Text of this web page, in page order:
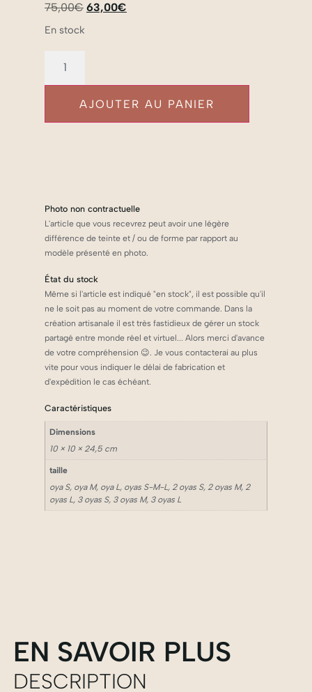
75,00€ 63,00€
En stock
AJOUTER AU PANIER
Photo non contractuelle
L'article que vous recevrez peut avoir une légère
différence de teinte et / ou de forme par rapport au
modèle présenté en photo.
État du stock
Même si l'article est indiqué "en stock", il est possible qu'il
ne le soit pas au moment de votre commande. Dans la
création artisanale il est très fastidieux de gérer un stock
partagé entre monde réel et virtuel... Alors merci d'avance
de votre compréhension 😉. Je vous contacterai au plus
vite pour vous indiquer le délai de fabrication et
d'expédition le cas échéant.
Caractéristiques
Dimensions
10 × 10 × 24,5 cm
taille
oya S, oya M, oya L, oyas S-M-L, 2 oyas S, 2 oyas M, 2
oyas L, 3 oyas S, 3 oyas M, 3 oyas L
EN SAVOIR PLUS
DESCRIPTION